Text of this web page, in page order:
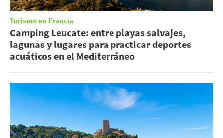
Turismo en Francia
Camping Leucate: entre playas salvajes,
lagunas y lugares para practicar deportes
acuáticos en el Mediterráneo